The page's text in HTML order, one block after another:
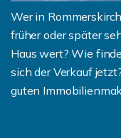
Wer in
früher oder später
Haus wert? Wie
sich der Verkauf
guten